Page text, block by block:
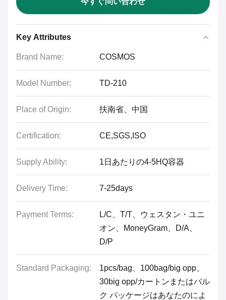
Key Attributes
Brand Name: COSMOS
Model Number: TD-210
Place of Origin: 扶南省、中国
Certification: CE,SGS,ISO
Supply Ability: 1日あたりの4-5HQ容器
Delivery Time: 7-25days
Payment Terms:
L/C、T/T、ウェスタン・ユニ
オン、MoneyGram、D/A、
D/P
Standard Packaging:
1pcs/bag、100bag/big opp、
30big opp/カートンまたはバル
ク パッケージはあなたのによ